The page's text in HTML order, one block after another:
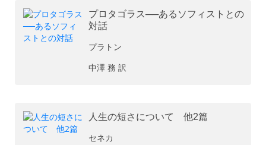
プロタゴラス──あるソフィストとの
対話
プラトン
中澤 務 訳
人生の短さについて 他2篇
セネカ